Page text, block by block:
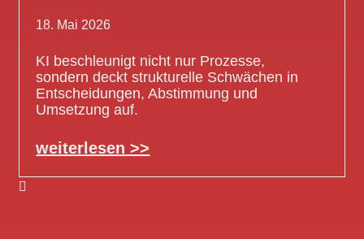
18. Mai 2026
KI beschleunigt nicht nur Prozesse,
sondern deckt strukturelle Schwächen in
Entscheidungen, Abstimmung und
Umsetzung auf.
weiterlesen >>